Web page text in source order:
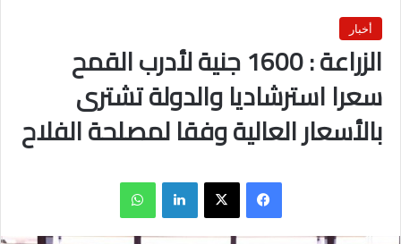
أخبار
الزراعة : 1600 جنية لأدرب القمح
سعرا استرشاديا والدولة تشترى
بالأسعار العالية وفقا لمصلحة الفلاح
فيسبوك X لينكدإن